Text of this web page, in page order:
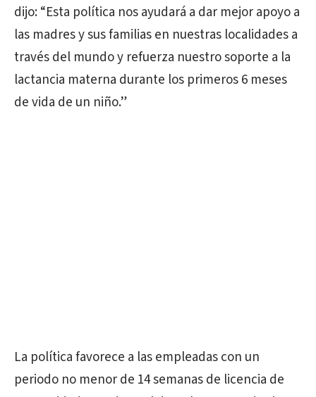
dijo: “Esta política nos ayudará a dar mejor apoyo a
las madres y sus familias en nuestras localidades a
través del mundo y refuerza nuestro soporte a la
lactancia materna durante los primeros 6 meses
de vida de un niño.”
La política favorece a las empleadas con un
periodo no menor de 14 semanas de licencia de